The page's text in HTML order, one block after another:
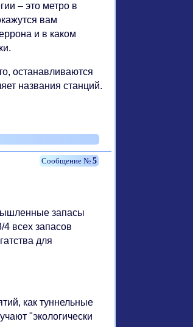
– это метро в
вам
и в каком
останавливаются
названия станций.
5
запасы
всех запасов
для
как туннельные
"экологически